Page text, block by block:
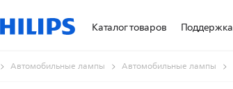
Каталог товаров Поддержка
Автомобильные лампы Автомобильные лампы